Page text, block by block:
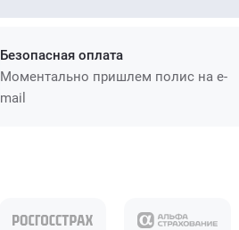
Безопасная оплата
Моментально пришлем полис на e-
mail